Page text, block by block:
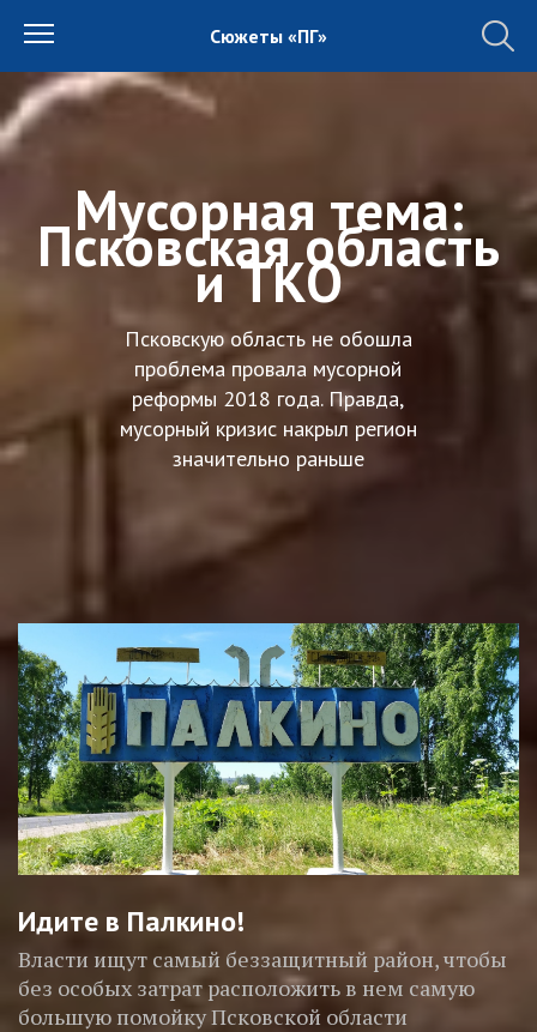
Сюжеты «ПГ»
Мусорная тема:
Псковская область
и ТКО
Псковскую область не обошла
проблема провала мусорной
реформы 2018 года. Правда,
мусорный кризис накрыл регион
значительно раньше
Идите в Палкино!
Власти ищут самый беззащитный район, чтобы
без особых затрат расположить в нем самую
большую помойку Псковской области